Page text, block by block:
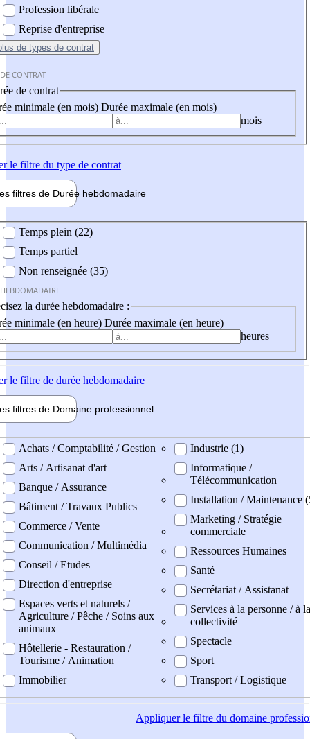
Profession libérale
Reprise d'entreprise
de types de contrat
CONTRAT
de contrat
minimale (en mois) Durée maximale (en mois)
mois
le filtre du type de contrat
filtres de Durée hebdomadaire
Temps plein (22)
Temps partiel
Non renseignée (35)
la durée hebdomadaire :
minimale (en heure) Durée maximale (en heure)
heures
le filtre de durée hebdomadaire
filtres de Domaine professionnel
professionel
Achats / Comptabilité / Gestion
Arts / Artisanat d'art
Banque / Assurance
Bâtiment / Travaux Publics
Commerce / Vente
Communication / Multimédia
Conseil / Etudes
Direction d'entreprise
Espaces verts et naturels /
Agriculture / Pêche / Soins aux
animaux
Hôtellerie - Restauration /
Tourisme / Animation
Immobilier
Industrie (1)
Informatique /
Télécommunication
Installation / Maintenance
Marketing / Stratégie
commerciale
Ressources Humaines
Santé
Secrétariat / Assistanat
Services à la personne / à la
collectivité
Spectacle
Sport
Transport / Logistique
Appliquerle filtre du domaine